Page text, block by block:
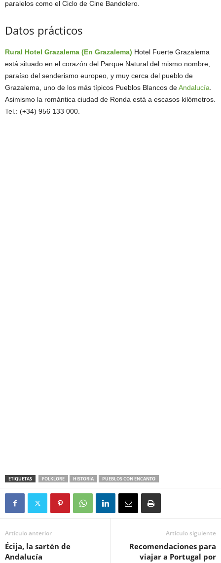
paralelos como el Ciclo de Cine Bandolero.
Datos prácticos
Rural Hotel Grazalema (En Grazalema) Hotel Fuerte Grazalema
está situado en el corazón del Parque Natural del mismo nombre,
paraíso del senderismo europeo, y muy cerca del pueblo de
Grazalema, uno de los más típicos Pueblos Blancos deAndalucía.
Asimismo la romántica ciudad de Ronda está a escasos kilómetros.
Tel.: (+34) 956 133 000.
ETIQUETAS FOLKLORE HISTORIA PUEBLOS CON ENCANTO
Artículo anterior
Écija, la sartén de
Andalucía
Artículo siguiente
Recomendaciones para
viajar a Portugal por